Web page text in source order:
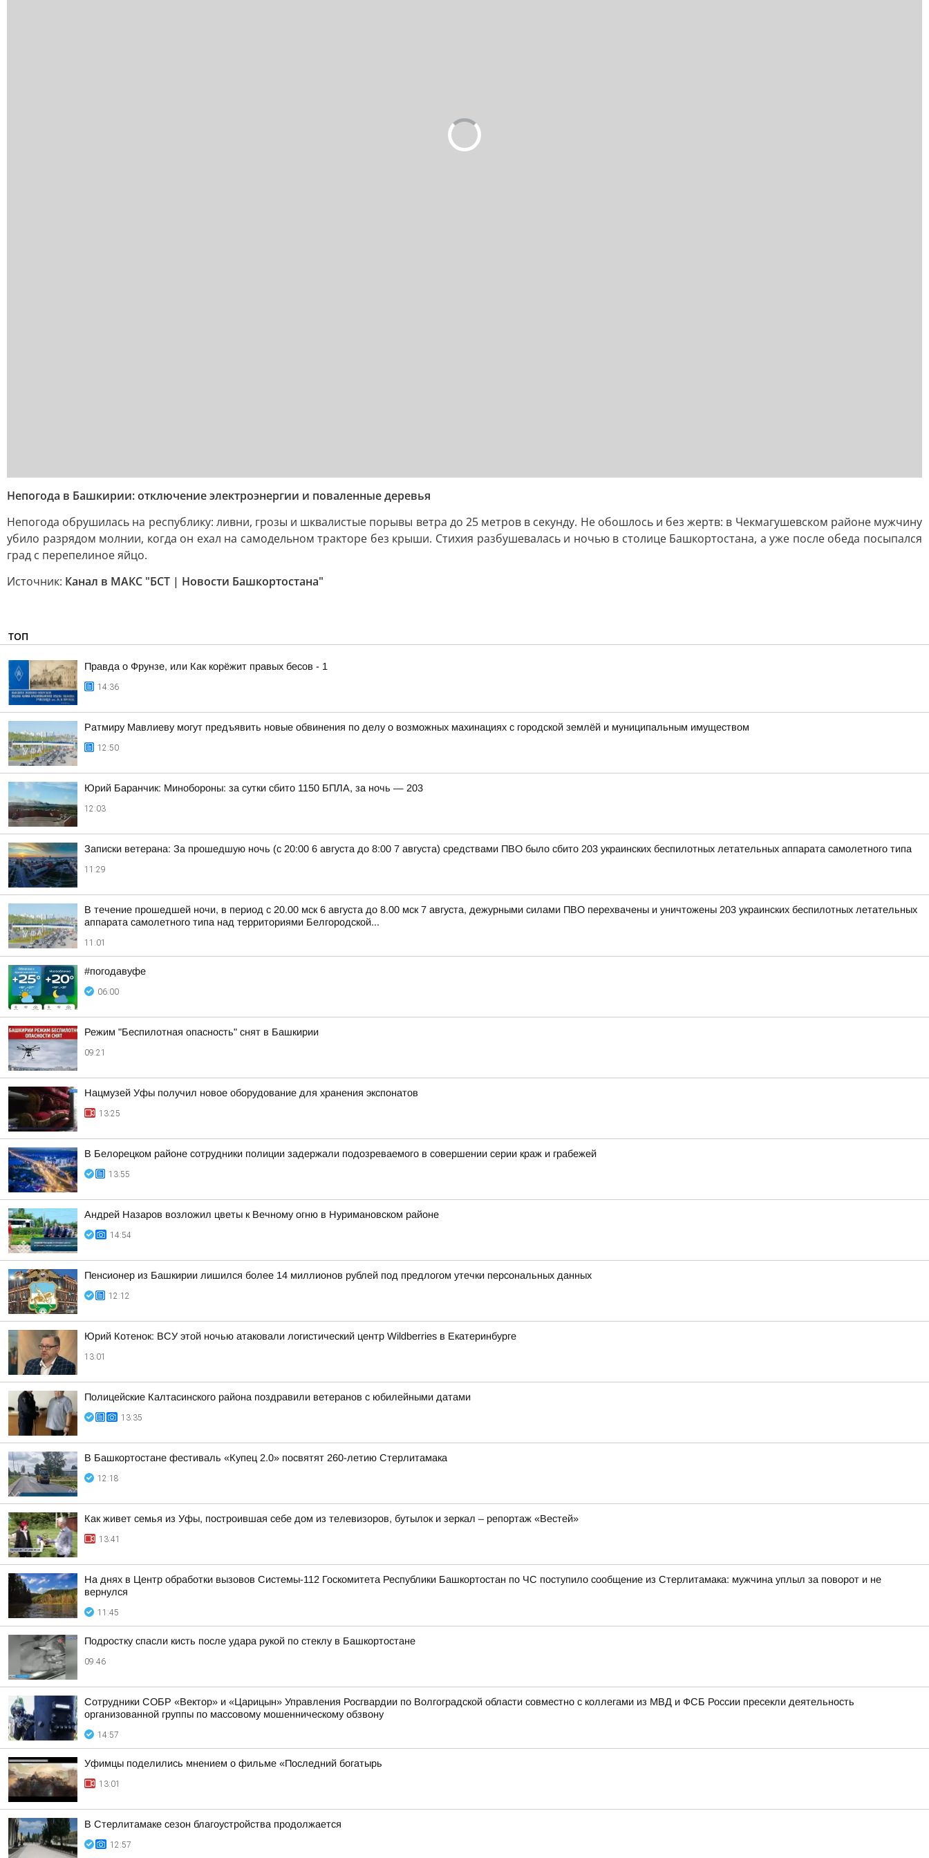
Непогода в Башкирии: отключение электроэнергии и поваленные деревья
Непогода обрушилась на республику: ливни, грозы и шквалистые порывы ветра до 25 метров в секунду. Не обошлось и без жертв: в Чекмагушевском районе мужчину
убило разрядом молнии, когда он ехал на самодельном тракторе без крыши. Стихия разбушевалась и ночью в столице Башкортостана, а уже после обеда посыпался
град с перепелиное яйцо.
Источник: Канал в МАКС "БСТ | Новости Башкортостана"
ТОП
Правда о Фрунзе, или Как корёжит правых бесов - 1
14:36
Ратмиру Мавлиеву могут предъявить новые обвинения по делу о возможных махинациях с городской землёй и муниципальным имуществом
12:50
Юрий Баранчик: Минобороны: за сутки сбито 1150 БПЛА, за ночь — 203
12:03
Записки ветерана: За прошедшую ночь (с 20:00 6 августа до 8:00 7 августа) средствами ПВО было сбито 203 украинских беспилотных летательных аппарата самолетного типа
11:29
В течение прошедшей ночи, в период с 20.00 мск 6 августа до 8.00 мск 7 августа, дежурными силами ПВО перехвачены и уничтожены 203 украинских беспилотных летательных
аппарата самолетного типа над территориями Белгородской...
11:01
#погодавуфе
06:00
Режим "Беспилотная опасность" снят в Башкирии
09:21
Нацмузей Уфы получил новое оборудование для хранения экспонатов
13:25
В Белорецком районе сотрудники полиции задержали подозреваемого в совершении серии краж и грабежей
13:55
Андрей Назаров возложил цветы к Вечному огню в Нуримановском районе
14:54
Пенсионер из Башкирии лишился более 14 миллионов рублей под предлогом утечки персональных данных
12:12
Юрий Котенок: ВСУ этой ночью атаковали логистический центр Wildberries в Екатеринбурге
13:01
Полицейские Калтасинского района поздравили ветеранов с юбилейными датами
13:35
В Башкортостане фестиваль «Купец 2.0» посвятят 260-летию Стерлитамака
12:18
Как живет семья из Уфы, построившая себе дом из телевизоров, бутылок и зеркал – репортаж «Вестей»
13:41
На днях в Центр обработки вызовов Системы-112 Госкомитета Республики Башкортостан по ЧС поступило сообщение из Стерлитамака: мужчина уплыл за поворот и не
вернулся
11:45
Подростку спасли кисть после удара рукой по стеклу в Башкортостане
09:46
Сотрудники СОБР «Вектор» и «Царицын» Управления Росгвардии по Волгоградской области совместно с коллегами из МВД и ФСБ России пресекли деятельность
организованной группы по массовому мошенническому обзвону
14:57
Уфимцы поделились мнением о фильме «Последний богатырь
13:01
В Стерлитамаке сезон благоустройства продолжается
12:57